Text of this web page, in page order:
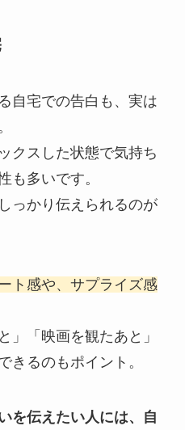
自宅での告白も、実は
クスした状態で気持ち
も多いです。
っかり伝えられるのが
ト感や、サプライズ感
」「映画を観たあと」
きるのもポイント。
を伝えたい人には、自